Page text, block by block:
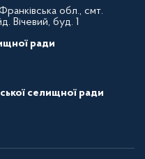
обл., смт.
Вічевий, буд. 1
ради
селищної ради